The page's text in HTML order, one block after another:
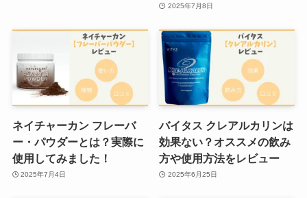
2025年7月8日
ネイチャーカン フレーバ
ー・パウダーとは？実際に
使用してみました！
2025年7月4日
バイタス クレアルカリンは
効果ない？オススメの飲み
方や使用方法をレビュー
2025年6月25日